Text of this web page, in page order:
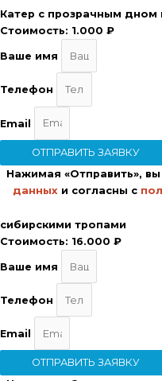
Катер с прозрачным дном
Стоимость: 1.000 ₽
Ваше имя
Телефон
Email
ОТПРАВИТЬ ЗАЯВКУ
Нажимая «Отправить»,
данных и согласны с
сибирскими тропами
Стоимость: 16.000 ₽
Ваше имя
Телефон
Email
ОТПРАВИТЬ ЗАЯВКУ